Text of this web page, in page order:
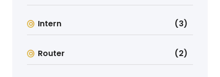
Intern (3)
Router (2)